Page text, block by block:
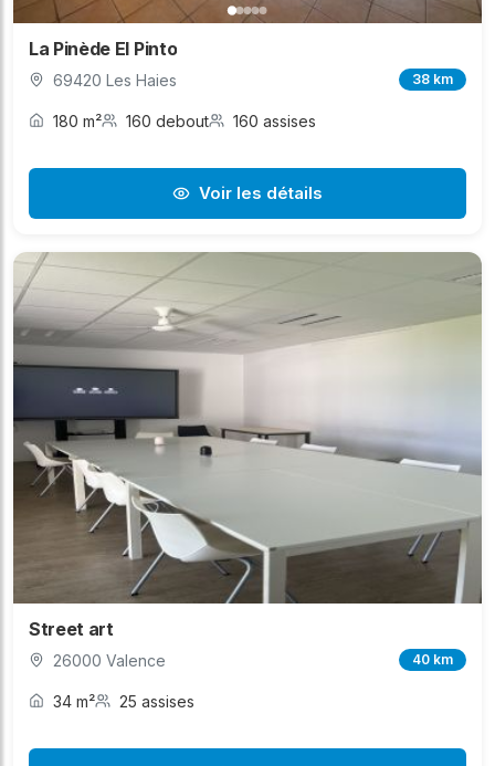
La Pinède El Pinto
69420 Les Haies 38 km
180 m² 160 debout 160 assises
Voir les détails
Street art
26000 Valence 40 km
34 m² 25 assises